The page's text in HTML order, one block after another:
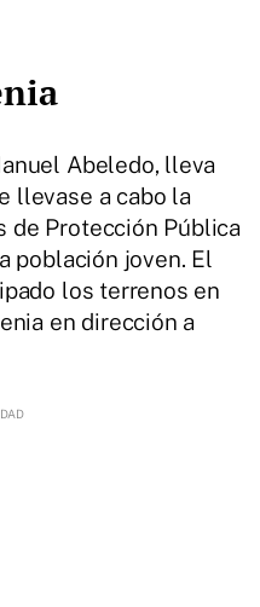
Abeledo, lleva
llevase a cabo la
de Protección Pública
población joven. El
los terrenos en
en dirección a